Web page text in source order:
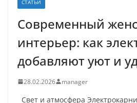
СТАТЬИ
Современный
интерьер: как
добавляют уют и
28.02.2026 manager
Свет и атмосфера